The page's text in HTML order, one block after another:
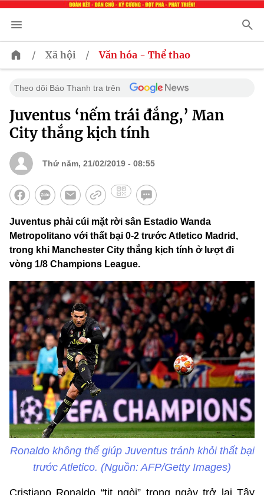
/ Xã hội / Văn hóa - Thể thao
Theo dõi Báo Thanh tra trên
Juventus ‘nếm trái đắng,’ Man
City thắng kịch tính
Thứ năm, 21/02/2019 - 08:55
Juventus phải cúi mặt rời sân Estadio Wanda
Metropolitano với thất bại 0-2 trước Atletico Madrid,
trong khi Manchester City thắng kịch tính ở lượt đi
vòng 1/8 Champions League.
Ronaldo không thể giúp Juventus tránh khỏi thất bại
trước Atletico. (Nguồn: AFP/Getty Images)